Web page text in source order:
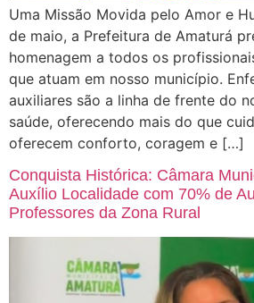
Uma Missão Movida pelo Amor e
de maio, a Prefeitura de Amaturá
homenagem a todos os
que atuam em nosso município.
auxiliares são a linha de frente do
saúde, oferecendo mais do que
oferecem conforto, coragem e […]
Conquista Histórica: Câmara
Auxílio Localidade com 70% de
Professores da Zona Rural